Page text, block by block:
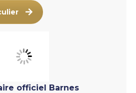
officiel Barnes